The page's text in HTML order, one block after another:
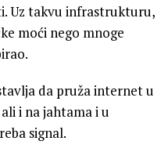
Uz takvu infrastrukturu,
moći nego mnoge
da pruža internet u
i na jahtama i u
signal.